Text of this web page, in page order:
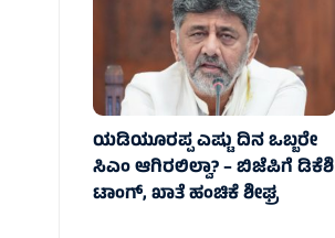
ಯಡಿಯೂರಪ್ಪ ಎಷ್ಟು ದಿನ ಒಬ್ಬರೇ
ಸಿಎಂ ಆಗಿರಲಿಲ್ವಾ? – ಬಿಜೆಪಿಗೆ ಡಿಕೆಶಿ
ಟಾಂಗ್, ಖಾತೆ ಹಂಚಿಕೆ ಶೀಘ್ರ